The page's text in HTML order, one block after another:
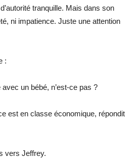
tranquille. Mais dans son
ni impatience. Juste une attention
:
un bébé, n’est-ce pas ?
est en classe économique, répondit
vers Jeffrey.